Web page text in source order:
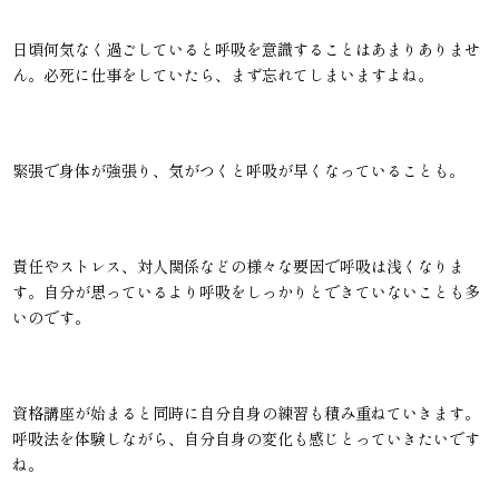
日頃何気なく過ごしていると呼吸を意識することはあまりありませ
ん。必死に仕事をしていたら、まず忘れてしまいますよね。
緊張で身体が強張り、気がつくと呼吸が早くなっていることも。
責任やストレス、対人関係などの様々な要因で呼吸は浅くなりま
す。自分が思っているより呼吸をしっかりとできていないことも多
いのです。
資格講座が始まると同時に自分自身の練習も積み重ねていきます。
呼吸法を体験しながら、自分自身の変化も感じとっていきたいです
ね。